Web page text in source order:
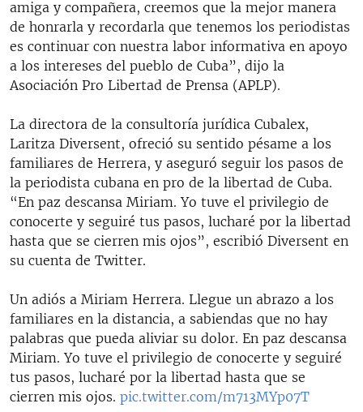
amiga y compañera, creemos que la mejor manera
de honrarla y recordarla que tenemos los periodistas
es continuar con nuestra labor informativa en apoyo
a los intereses del pueblo de Cuba”, dijo la
Asociación Pro Libertad de Prensa (APLP).
La directora de la consultoría jurídica Cubalex,
Laritza Diversent, ofreció su sentido pésame a los
familiares de Herrera, y aseguró seguir los pasos de
la periodista cubana en pro de la libertad de Cuba.
“En paz descansa Miriam. Yo tuve el privilegio de
conocerte y seguiré tus pasos, lucharé por la libertad
hasta que se cierren mis ojos”, escribió Diversent en
su cuenta de Twitter.
Un adiós a Miriam Herrera. Llegue un abrazo a los
familiares en la distancia, a sabiendas que no hay
palabras que pueda aliviar su dolor. En paz descansa
Miriam. Yo tuve el privilegio de conocerte y seguiré
tus pasos, lucharé por la libertad hasta que se
cierren mis ojos. pic.twitter.com/m713MYp07T